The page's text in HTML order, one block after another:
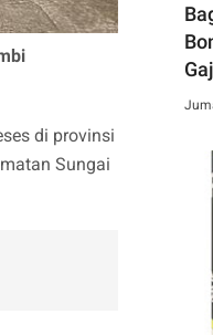
di provinsi
Sungai